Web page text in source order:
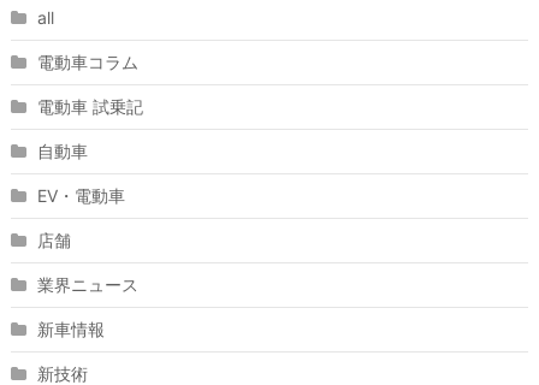
all
電動車コラム
電動車 試乗記
自動車
EV・電動車
店舗
業界ニュース
新車情報
新技術